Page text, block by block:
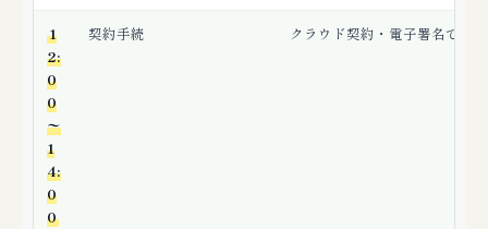
1
2:
0
0
〜
1
4:
0
0
契約手続 クラウド契約・電子署名で契